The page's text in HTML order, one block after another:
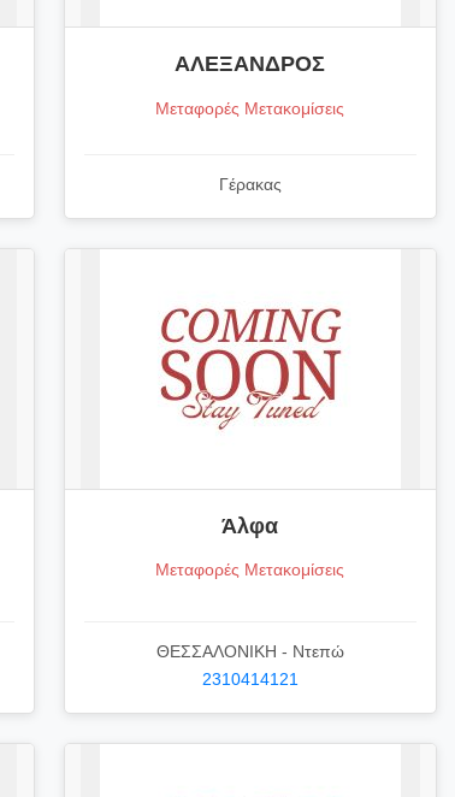
ΑΛΕΞΑΝΔΡΟΣ
Μεταφορές Μετακομίσεις
Γέρακας
Άλφα
Μεταφορές Μετακομίσεις
ΘΕΣΣΑΛΟΝΙΚΗ - Ντεπώ
2310414121